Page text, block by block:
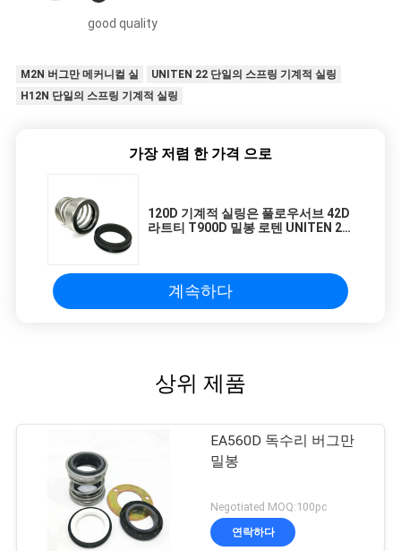
good quality
M2N 버그만 메커니컬 실
UNITEN 22 단일의 스프링 기계적 실링
H12N 단일의 스프링 기계적 실링
가장 저렴 한 가격 으로
120D 기계적 실링은 풀로우서브 42D
라트티 T900D 밀봉 로텐 UNITEN 2
계속하다
상위 제품
EA560D 독수리 버그만
밀봉
Negotiated MOQ:100pc
연락하다